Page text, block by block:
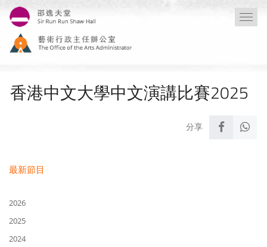
香港中文大學中文演講比賽2025
最新節目
2026
2025
2024